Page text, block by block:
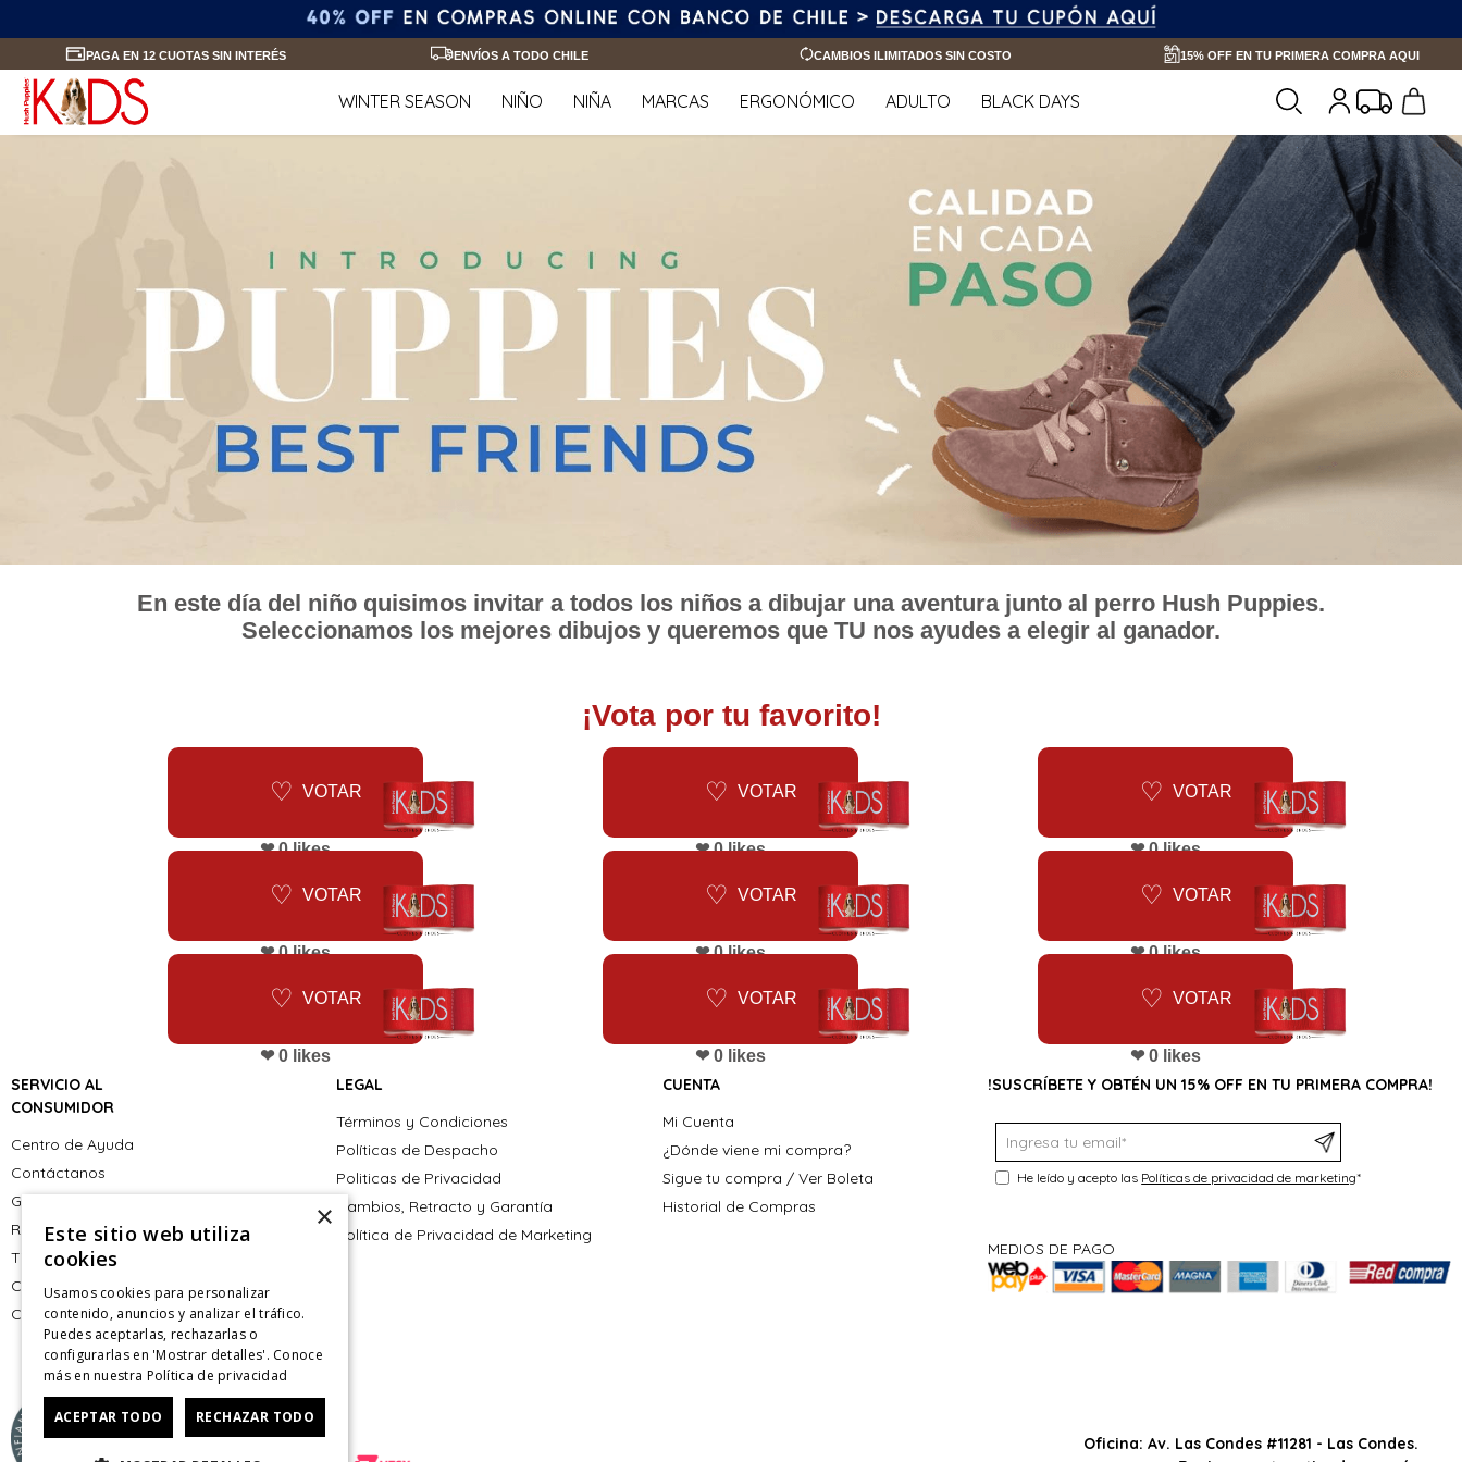
PAGA EN 12 CUOTAS SIN INTERÉS ENVÍOS A TODO CHILE CAMBIOS ILIMITADOS SIN COSTO 15% OFF EN TU PRIMERA COMPRA AQUI
WINTER SEASON NIÑO NIÑA MARCAS ERGONÓMICO ADULTO BLACK DAYS
En este día del niño quisimos invitar a todos los niños a dibujar una aventura junto al perro Hush Puppies.
Seleccionamos los mejores dibujos y queremos que TU nos ayudes a elegir al ganador.
¡Vota por tu favorito!
VOTAR
❤ 0 likes
VOTAR
❤ 0 likes
VOTAR
❤ 0 likes
VOTAR
❤ 0 likes
VOTAR
❤ 0 likes
VOTAR
❤ 0 likes
VOTAR
❤ 0 likes
VOTAR
❤ 0 likes
VOTAR
❤ 0 likes
SERVICIO AL
CONSUMIDOR
Centro de Ayuda
Contáctanos
Giftcard
Retiro en tienda
Tiendas
CyberMonday
CyberDay
LEGAL
Términos y Condiciones
Políticas de Despacho
Politicas de Privacidad
Cambios, Retracto y Garantía
Política de Privacidad de Marketing
CUENTA
Mi Cuenta
¿Dónde viene mi compra?
Sigue tu compra / Ver Boleta
Historial de Compras
!SUSCRÍBETE Y OBTÉN UN 15% OFF EN TU PRIMERA COMPRA!
He leído y acepto las Políticas de privacidad de marketing*
MEDIOS DE PAGO
Oficina: Av. Las Condes #11281 - Las Condes.
×
Este sitio web utiliza
cookies
Usamos cookies para personalizar
contenido, anuncios y analizar el tráfico.
Puedes aceptarlas, rechazarlas o
configurarlas en 'Mostrar detalles'. Conoce
más en nuestra Política de privacidad
ACEPTAR TODO RECHAZAR TODO